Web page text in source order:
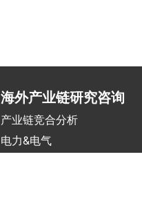
海外产业链研究咨询
产业链竞合分析
电力&电气